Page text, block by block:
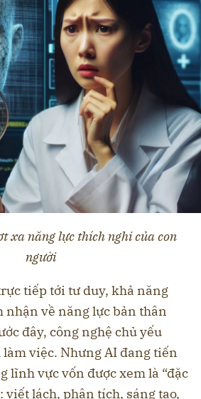
xa năng lực thích nghi của con
người
tiếp tới tư duy, khả năng
nhận về năng lực bản thân
đây, công nghệ chủ yếu
việc. Nhưng AI đang tiến
lĩnh vực vốn được xem là “đặc
viết lách, phân tích, sáng tạo,